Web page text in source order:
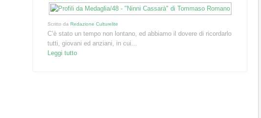
Scritto daRedazione Culturelite
C’è stato un tempo non lontano, ed abbiamo il dovere di ricordarlo
tutti, giovani ed anziani, in cui...
Leggi tutto